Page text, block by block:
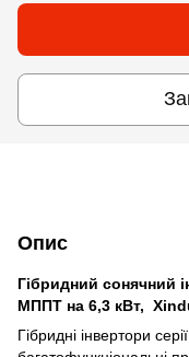
Опис
Гібридний сонячний
МППТ на 6,3 кВт,
Гібридні інвертори